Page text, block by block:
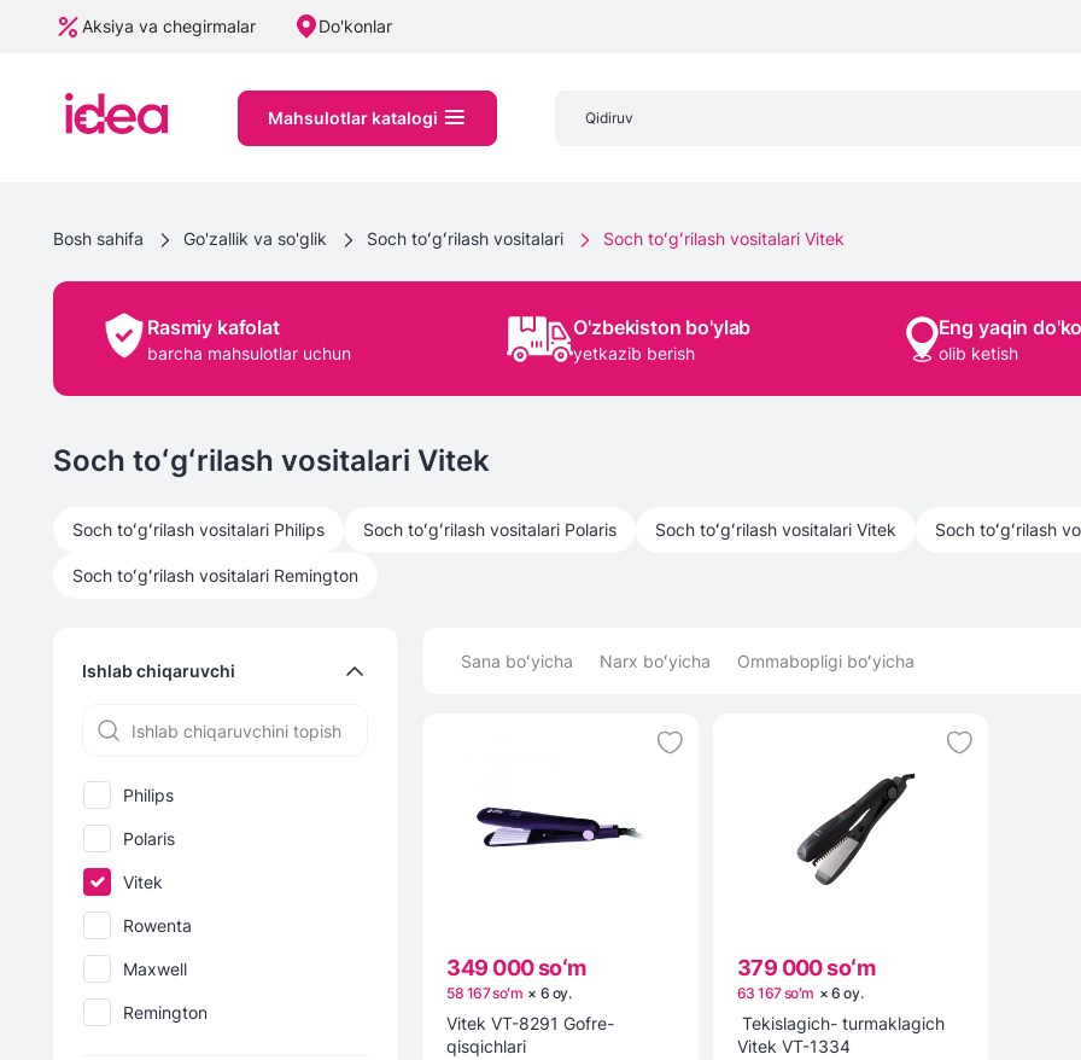
Aksiya va chegirmalar Do'konlar
Mahsulotlar katalogi
Bosh sahifa Go'zallik va so'glik Soch toʻgʻrilash vositalari Soch toʻgʻrilash vositalari Vitek
Rasmiy kafolat
barcha mahsulotlar uchun
O'zbekiston bo'ylab
yetkazib berish
Eng yaqin
olib ketish
Soch toʻgʻrilash vositalari Vitek
Soch toʻgʻrilash vositalari Philips Soch toʻgʻrilash vositalari Polaris Soch toʻgʻrilash vositalari Vitek Soch toʻgʻrilash
Soch toʻgʻrilash vositalari Remington
Ishlab chiqaruvchi
Philips
Polaris
Vitek
Rowenta
Maxwell
Remington
Sana boʻyicha Narx boʻyicha Ommabopligi boʻyicha
349 000 soʻm
58 167 soʻm × 6 oy.
Vitek VT-8291 Gofre-
qisqichlari
379 000 soʻm
63 167 soʻm ×6 oy.
Tekislagich- turmaklagich
Vitek VT-1334